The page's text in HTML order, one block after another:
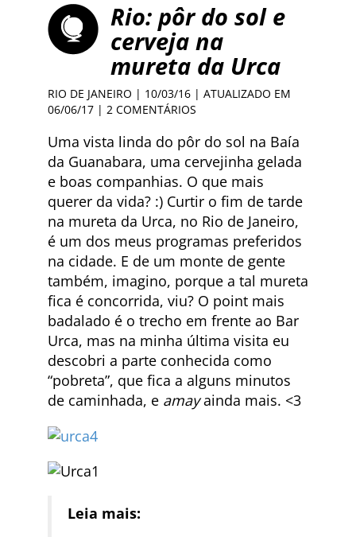
Rio: pôr do sol e
cerveja na
mureta da Urca
RIO DE JANEIRO | 10/03/16 | ATUALIZADO EM
06/06/17 | 2 COMENTÁRIOS
Uma vista linda do pôr do sol na Baía
da Guanabara, uma cervejinha gelada
e boas companhias. O que mais
querer da vida? :) Curtir o fim de tarde
na mureta da Urca, no Rio de Janeiro,
é um dos meus programas preferidos
na cidade. E de um monte de gente
também, imagino, porque a tal mureta
fica é concorrida, viu? O point mais
badalado é o trecho em frente ao Bar
Urca, mas na minha última visita eu
descobri a parte conhecida como
“pobreta”, que fica a alguns minutos
de caminhada, e amayainda mais. <3
Leia mais: